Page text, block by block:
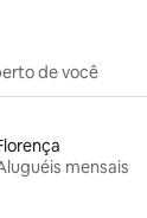
de você
mensais